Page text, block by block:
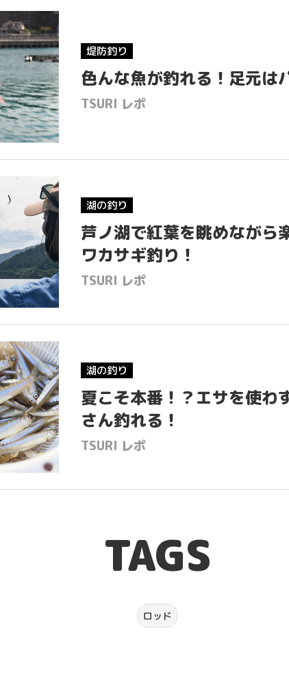
堤防釣り
色んな魚が釣れる！足元は
TSURI レポ
湖の釣り
芦ノ湖で紅葉を眺めながら
ワカサギ釣り！
TSURI レポ
湖の釣り
夏こそ本番！？エサを使わ
さん釣れる！
TSURI レポ
TAGS
ロッド